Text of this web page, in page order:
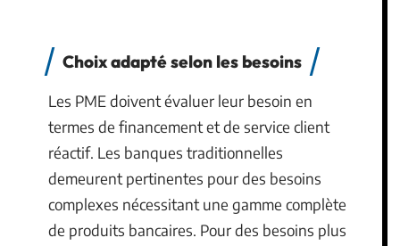
Choix adapté selon les besoins
Les PME doivent évaluer leur besoin en
termes de financement et de service client
réactif. Les banques traditionnelles
demeurent pertinentes pour des besoins
complexes nécessitant une gamme complète
de produits bancaires. Pour des besoins plus